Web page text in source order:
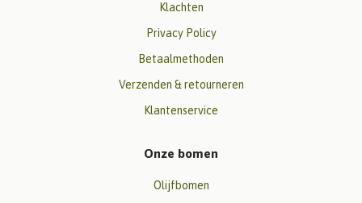
Klachten
Privacy Policy
Betaalmethoden
Verzenden & retourneren
Klantenservice
Onze bomen
Olijfbomen